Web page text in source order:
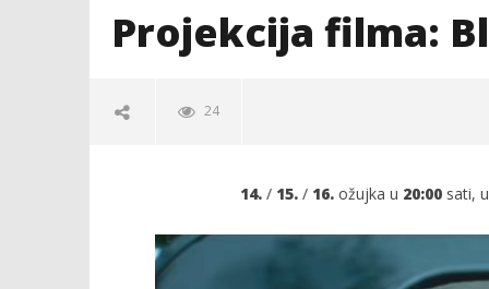
NOVO
KULTURA
GRAD
Popis poslova na
Projekcija filma:
24
14./ 15./ 16.ožujka u 20:00sati,